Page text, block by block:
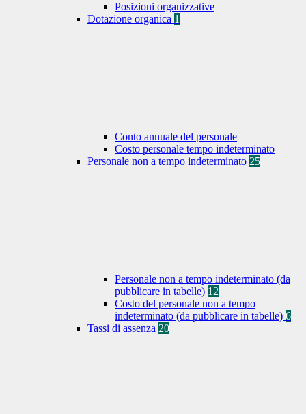
Posizioni organizzative
Dotazione organica 1
Conto annuale del personale
Costo personale tempo indeterminato
Personale non a tempo indeterminato 25
Personale non a tempo indeterminato (da
pubblicare in tabelle) 12
Costo del personale non a tempo
indeterminato (da pubblicare in tabelle) 6
Tassi di assenza 20